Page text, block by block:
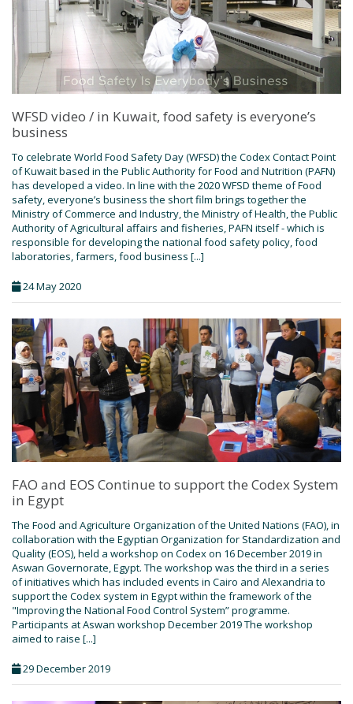
WFSD video / in Kuwait, food safety is everyone’s
business
To celebrate World Food Safety Day (WFSD) the Codex Contact Point
of Kuwait based in the Public Authority for Food and Nutrition (PAFN)
has developed a video. In line with the 2020 WFSD theme of Food
safety, everyone’s business the short film brings together the
Ministry of Commerce and Industry, the Ministry of Health, the Public
Authority of Agricultural affairs and fisheries, PAFN itself - which is
responsible for developing the national food safety policy, food
laboratories, farmers, food business [...]
24 May 2020
FAO and EOS Continue to support the Codex System
in Egypt
The Food and Agriculture Organization of the United Nations (FAO), in
collaboration with the Egyptian Organization for Standardization and
Quality (EOS), held a workshop on Codex on 16 December 2019 in
Aswan Governorate, Egypt. The workshop was the third in a series
of initiatives which has included events in Cairo and Alexandria to
support the Codex system in Egypt within the framework of the
"Improving the National Food Control System” programme.
Participants at Aswan workshop December 2019 The workshop
aimed to raise [...]
29 December 2019